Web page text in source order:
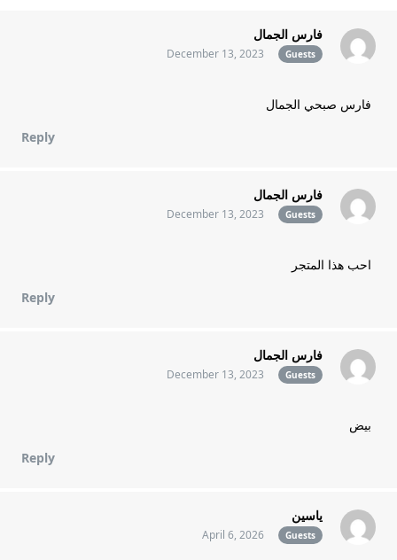
فارس الجمال
Guests
December 13, 2023
فارس صبحي الجمال
Reply
فارس الجمال
Guests
December 13, 2023
احب هذا المتجر
Reply
فارس الجمال
Guests
December 13, 2023
بيض
Reply
ياسين
Guests
April 6, 2026